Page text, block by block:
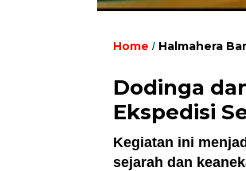
Home / Halmahera
Dodinga
Ekspedisi
Kegiatan ini
sejarah dan